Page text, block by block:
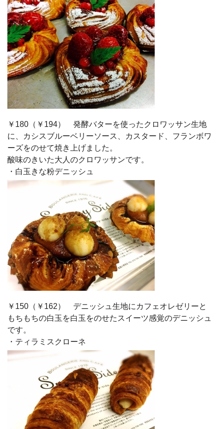
￥180（￥194） 発酵バターを使ったクロワッサン生地
に、カシスブルーベリーソース、カスタード、フランボワ
ーズをのせて焼き上げました。
酸味のきいた大人のクロワッサンです。
・白玉きな粉デニッシュ
￥150（￥162） デニッシュ生地にカフェオレゼリーと
もちもちの白玉を白玉をのせたスイーツ感覚のデニッシュ
です。
・ティラミスクローネ